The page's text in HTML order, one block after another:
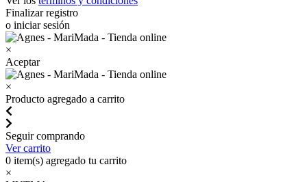
Finalizar registro
o iniciar sesión
×
Aceptar
×
Producto agregado a carrito
Seguir comprando
Ver carrito
0 item(s) agregado tu carrito
×